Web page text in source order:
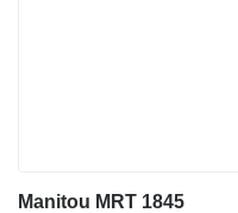
Manitou MRT 1845